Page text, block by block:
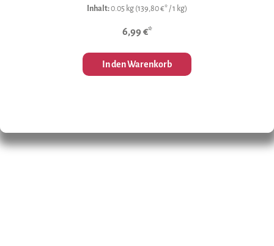
Inhalt:0.05 kg (139,80 €* / 1 kg)
6,99 €*
In den Warenkorb